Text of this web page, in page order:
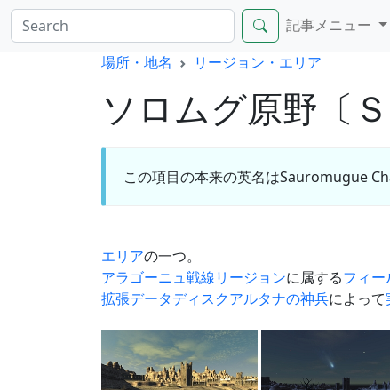
記事メニュー
場所・地名
リージョン・エリア
ソロムグ原野〔Ｓ
この項目の本来の英名はSauromugue
エリアの一つ。
アラゴーニュ戦線リージョンに属するフィー
拡張データディスクアルタナの神兵によって